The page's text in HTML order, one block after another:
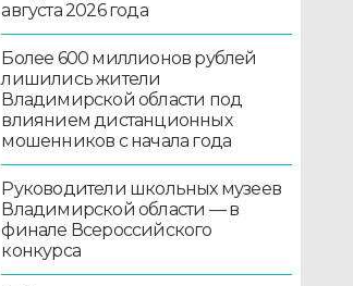
августа 2026 года
Более 600 миллионов рублей
лишились жители
Владимирской области под
влиянием дистанционных
мошенников с начала года
Руководители школьных музеев
Владимирской области — в
финале Всероссийского
конкурса